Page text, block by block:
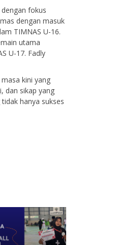
fokus
dengan masuk
TIMNAS U-16.
utama
U-17. Fadly
kini yang
dan sikap yang
hanya sukses